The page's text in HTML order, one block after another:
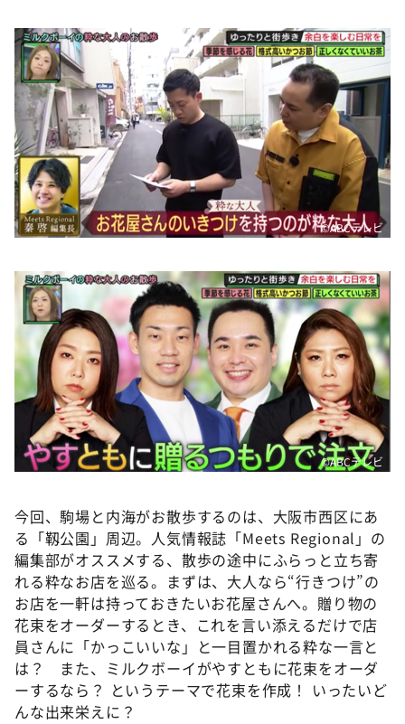
©️ABCテレビ
©️ABCテレビ
今回、駒場と内海がお散歩するのは、大阪市西区にあ
る「靱公園」周辺。人気情報誌「Meets Regional」の
編集部がオススメする、散歩の途中にふらっと立ち寄
れる粋なお店を巡る。まずは、大人なら“行きつけ”の
お店を一軒は持っておきたいお花屋さんへ。贈り物の
花束をオーダーするとき、これを言い添えるだけで店
員さんに「かっこいいな」と一目置かれる粋な一言と
は？ また、ミルクボーイがやすともに花束をオーダ
ーするなら？ というテーマで花束を作成！ いったいど
んな出来栄えに？